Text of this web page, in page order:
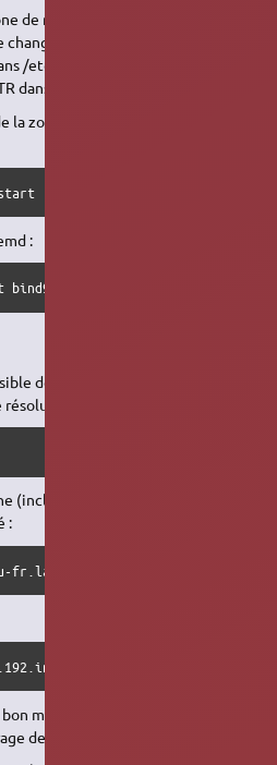
de recherche inversée nécessite
Pour chaque
/etc/bind/db.ubuntu-fr.lan, il faut
dans /etc/bind/db.192.
la zone de recherche inversée,
:
de faire un ping sur ubuntu-
:
(inclus dans le package BIND9)
:
fr.lan /etc/bind/db.ubuntu-fr.lan
addr.arpa /etc/bind/db.192
moyen de s'assurer de l'absence
de bind.